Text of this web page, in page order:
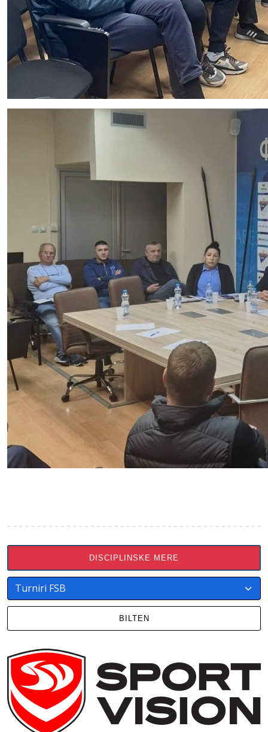
DISCIPLINSKE MERE
BILTEN